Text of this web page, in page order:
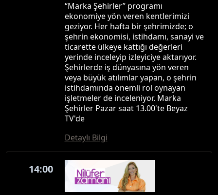
“Marka Şehirler” programı
ekonomiye yön veren kentlerimizi
geziyor. Her hafta bir şehrimizde; o
şehrin ekonomisi, istihdamı, sanayi ve
ticarette ülkeye kattığı değerleri
yerinde inceleyip izleyiciye aktarıyor.
Şehirlerde iş dünyasına yön veren
veya büyük atılımlar yapan, o şehrin
istihdamında önemli rol oynayan
işletmeler de inceleniyor. Marka
Şehirler Pazar saat 13.00'te Beyaz
TV'de
Detaylı Bilgi
14:00